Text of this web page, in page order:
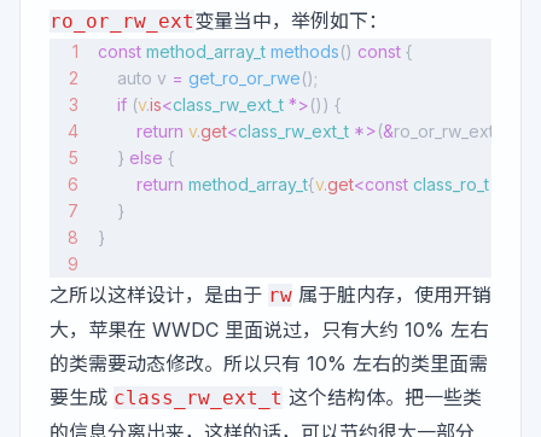
ro_or_rw_ext变量当中，举例如下：
const method_array_t methods() const {
    auto v
= get_ro_or_rwe();
    if
(v.is<class_rw_ext_t *>()) {
        return
v.get<class_rw_ext_t *>(&ro_or_rw_ext)->
    }
else {
        return
method_array_t{v.get<const class_ro_t
    }
}
之所以这样设计，是由于 rw 属于脏内存，使用开销
大，苹果在 WWDC ⾥⾯说过，只有⼤约 10% 左右
的类需要动态修改。所以只有 10% 左右的类⾥⾯需
要⽣成 class_rw_ext_t 这个结构体。把一些类
的信息分离出来，这样的话，可以节约很⼤⼀部分